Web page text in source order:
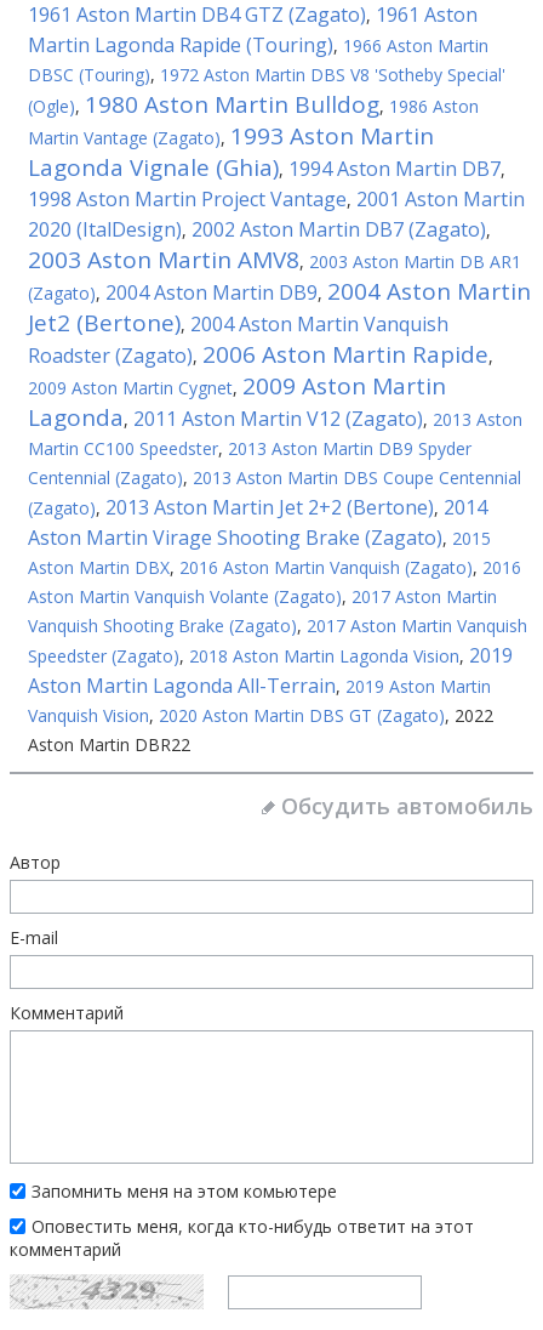
1961 Aston Martin DB4 GTZ (Zagato), 1961 Aston
Martin Lagonda Rapide (Touring), 1966 Aston Martin
DBSC (Touring), 1972 Aston Martin DBS V8 'Sotheby Special'
(Ogle), 1980 Aston Martin Bulldog, 1986 Aston
Martin Vantage (Zagato), 1993 Aston Martin
Lagonda Vignale (Ghia), 1994 Aston Martin DB7,
1998 Aston Martin Project Vantage, 2001 Aston Martin
2020 (ItalDesign), 2002 Aston Martin DB7 (Zagato),
2003 Aston Martin AMV8, 2003 Aston Martin DB AR1
(Zagato), 2004 Aston Martin DB9, 2004 Aston Martin
Jet2 (Bertone), 2004 Aston Martin Vanquish
Roadster (Zagato), 2006 Aston Martin Rapide,
2009 Aston Martin Cygnet, 2009 Aston Martin
Lagonda, 2011 Aston Martin V12 (Zagato), 2013 Aston
Martin CC100 Speedster, 2013 Aston Martin DB9 Spyder
Centennial (Zagato), 2013 Aston Martin DBS Coupe Centennial
(Zagato), 2013 Aston Martin Jet 2+2 (Bertone), 2014
Aston Martin Virage Shooting Brake (Zagato), 2015
Aston Martin DBX, 2016 Aston Martin Vanquish (Zagato), 2016
Aston Martin Vanquish Volante (Zagato), 2017 Aston Martin
Vanquish Shooting Brake (Zagato), 2017 Aston Martin Vanquish
Speedster (Zagato), 2018 Aston Martin Lagonda Vision, 2019
Aston Martin Lagonda All-Terrain, 2019 Aston Martin
Vanquish Vision, 2020 Aston Martin DBS GT (Zagato), 2022
Aston Martin DBR22
Обсудить автомобиль
Автор
E-mail
Комментарий
Запомнить меня на этом комьютере
Оповестить меня, когда кто-нибудь ответит на этот
комментарий